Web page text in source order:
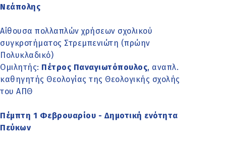
Νεάπολης
Αίθουσα πολλαπλών χρήσεων σχολικού
συγκροτήματος Στρεμπενιώτη (πρώην
Πολυκλαδικό)
Ομιλητής: Πέτρος Παναγιωτόπουλος, αναπλ.
καθηγητής Θεολογίας της Θεολογικής σχολής
του ΑΠΘ
Πέμπτη 1 Φεβρουαρίου - Δημοτική ενότητα
Πεύκων